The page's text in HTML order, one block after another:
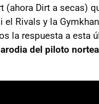
Dirt a secas)
Rivals y la
la respuesta a esta
del piloto